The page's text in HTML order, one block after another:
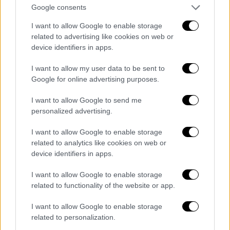
Google consents
I want to allow Google to enable storage
related to advertising like cookies on web or
device identifiers in apps.
I want to allow my user data to be sent to
Google for online advertising purposes.
I want to allow Google to send me
personalized advertising.
I want to allow Google to enable storage
related to analytics like cookies on web or
device identifiers in apps.
I want to allow Google to enable storage
related to functionality of the website or app.
I want to allow Google to enable storage
related to personalization.
Ελλάδα όπου οι ΛΟΑΤΚΙ+ άνθρωποι υπήρχαν
στη δημόσια σφαίρα κυρίως μέσα από
τηλεοπτικές σειρές και στις κωμωδίες ο
ρόλος φτιαγμένος για να προκαλεί γέλιο. Στα
τηλεοπτικά πάνελ η συζήτηση γύρω από τη
σεξουαλικότητα γινόταν συνήθως με
αμηχανία, υπερβολή ή διάθεση αντιπαράθεσης.
Θέματα όπως ο γάμος ομόφυλων ζευγαριών,
η τεκνοθεσία ή η ταυτότητα φύλου
βρίσκονταν μακριά από τον δημόσιο διάλογο
και απασχολούσαν κυρίως οργανώσεις και
ανθρώπους που συμμετείχαν ενεργά στο